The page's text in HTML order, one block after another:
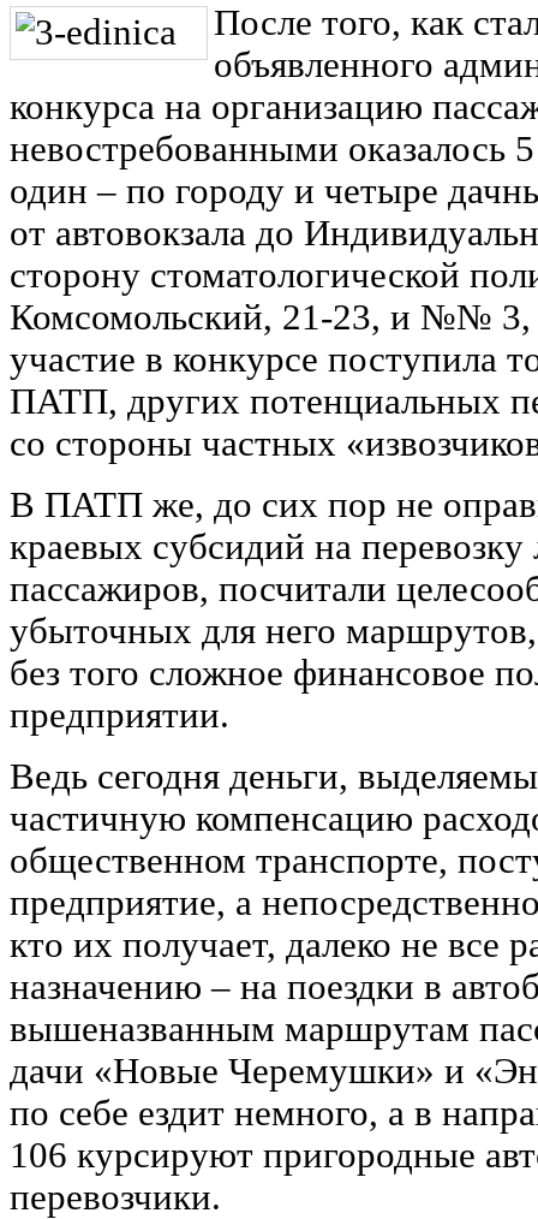
После того, как
объявленного
конкурса на организацию
невостребованными оказалось
один – по городу и четыре
от автовокзала до
сторону стоматологической
Комсомольский, 21-23, и №№ 3,
участие в конкурсе поступила
ПАТП, других потенциальных
со стороны частных
В ПАТП же, до сих пор не
краевых субсидий на перевозку
пассажиров, посчитали
убыточных для него
без того сложное финансовое
предприятии.
Ведь сегодня деньги,
частичную компенсацию
общественном транспорте,
предприятие, а
кто их получает, далеко не все
назначению – на поездки в
вышеназванным маршрутам
дачи «Новые Черемушки» и
по себе ездит немного, а в
106 курсируют пригородные
перевозчики.